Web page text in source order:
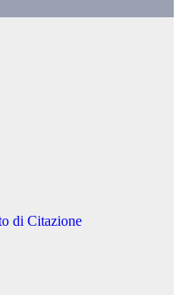
di Citazione